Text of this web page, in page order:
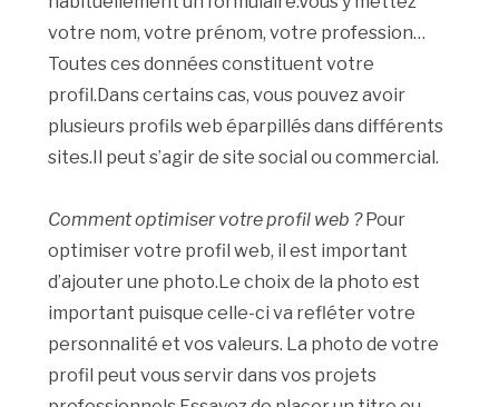
votre nom, votre prénom, votre profession…
Toutes ces données constituent votre
profil.Dans certains cas, vous pouvez avoir
plusieurs profils web éparpillés dans différents
sites.Il peut s’agir de site social ou commercial.
Comment optimiser votre profil web ?Pour
optimiser votre profil web, il est important
d’ajouter une photo.Le choix de la photo est
important puisque celle-ci va refléter votre
personnalité et vos valeurs. La photo de votre
profil peut vous servir dans vos projets